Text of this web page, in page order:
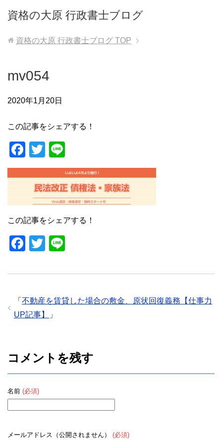
資格の大原 行政書士ブログ
資格の大原 行政書士ブログ TOP
mv054
2020年1月20日
この記事をシェアする！
F
a
c
e
b
o
o
T
wi
tt
er
n
e
この記事をシェアする！
F
c
b
o
k
T
tt
e
「 不動産を賃貸した場合の敷金、原状回復義務【仕事力
UP記事】
」
コメントを残す
名前 (必須)
メールアドレス（公開されません） (必須)